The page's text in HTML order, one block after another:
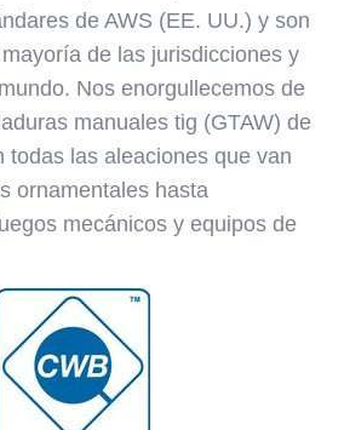
de AWS (EE. UU.) y son
de las jurisdicciones y
Nos enorgullecemos de
manuales tig (GTAW) de
todas las aleaciones que van
ornamentales hasta
mecánicos y equipos de